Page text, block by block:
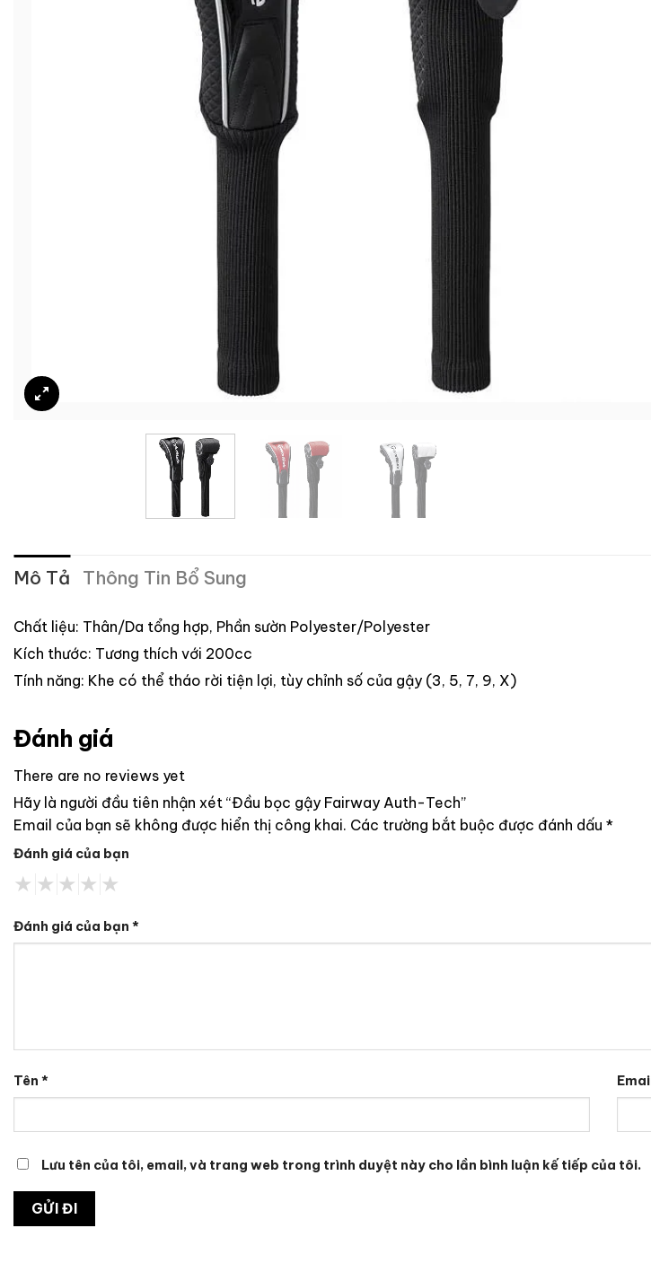
Mô Tả Thông Tin Bổ Sung
Chất liệu: Thân/Da tổng hợp, Phần sườn Polyester/Polyester
Kích thước: Tương thích với 200cc
Tính năng: Khe có thể tháo rời tiện lợi, tùy chỉnh số của gậy (3, 5, 7, 9, X)
Đánh giá
There are no reviews yet
Hãy là người đầu tiên nhận xét “Đầu bọc gậy Fairway Auth-Tech”
Email của bạn sẽ không được hiển thị công khai. Các trường bắt buộc được đánh dấu *
Đánh giá của bạn
Đánh giá của bạn *
Tên * Email
Lưu tên của tôi, email, và trang web trong trình duyệt này cho lần bình luận kế tiếp của tôi.